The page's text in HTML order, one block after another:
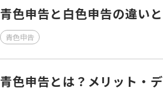
青色申告と白色申告の違い
青色申告
青色申告とは？メリット・